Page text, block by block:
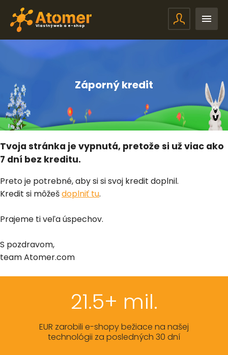
Vlastný web a e-shop
Záporný kredit
Tvoja stránka je vypnutá, pretože si už viac ako
7 dní bez kreditu.
Preto je potrebné, aby si si svoj kredit doplnil.
Kredit si môžešdoplniť tu.
Prajeme ti veľa úspechov.
S pozdravom,
team Atomer.com
21.5+ mil.
EUR zarobili e-shopy bežiace na našej
technológii za posledných 30 dní